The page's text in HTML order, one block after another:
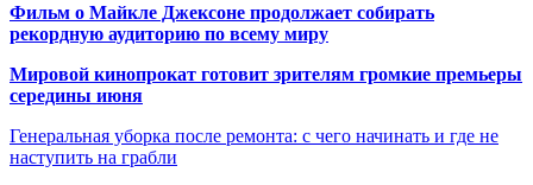
Фильм о Майкле Джексоне продолжает собирать
рекордную аудиторию по всему миру
Мировой кинопрокат готовит зрителям громкие премьеры
середины июня
Генеральная уборка после ремонта: с чего начинать и где не
наступить на грабли